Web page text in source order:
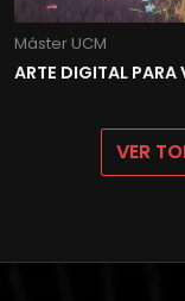
Máster UCM
ARTE DIGITAL PARA
VER